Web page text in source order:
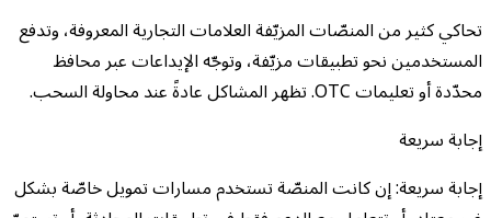
تحاكي كثير من المنصّات المزيّفة العلامات التجارية المعروفة، وتدفع
المستخدمين نحو تطبيقات مزيّفة، وتوجّه الإيداعات عبر محافظ
محدّدة أو تعليمات OTC. تظهر المشاكل عادةً عند محاولة السحب.
إجابة سريعة
إجابة سريعة: إن كانت المنصّة تستخدم مسارات تمويل خاصّة بشكل